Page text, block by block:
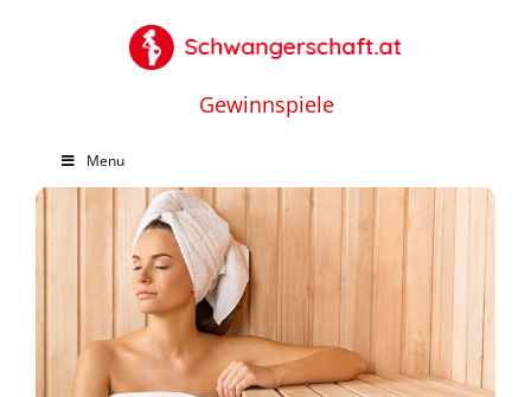
Gewinnspiele
Menu